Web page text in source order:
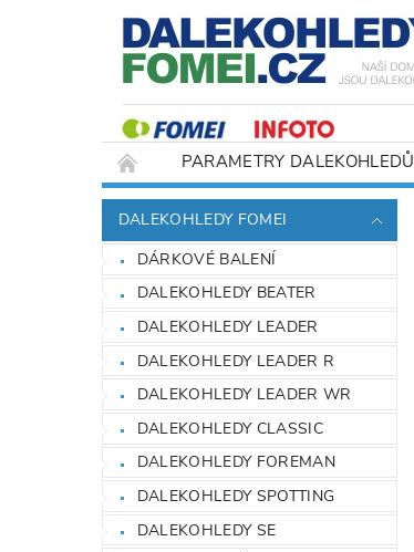
PARAMETRY DALEKOHLEDŮ
DALEKOHLEDY FOMEI
DÁRKOVÉ BALENÍ
DALEKOHLEDY BEATER
DALEKOHLEDY LEADER
DALEKOHLEDY LEADER R
DALEKOHLEDY LEADER WR
DALEKOHLEDY CLASSIC
DALEKOHLEDY FOREMAN
DALEKOHLEDY SPOTTING
DALEKOHLEDY SE